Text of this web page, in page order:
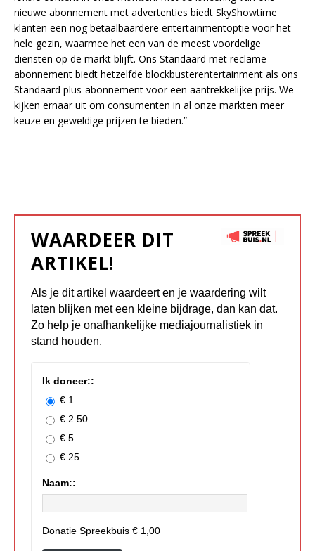
nieuwe abonnement met advertenties biedt SkyShowtime
klanten een nog betaalbaardere entertainmentoptie voor het
hele gezin, waarmee het een van de meest voordelige
diensten op de markt blijft. Ons Standaard met reclame-
abonnement biedt hetzelfde blockbusterentertainment als ons
Standaard plus-abonnement voor een aantrekkelijke prijs. We
kijken ernaar uit om consumenten in al onze markten meer
keuze en geweldige prijzen te bieden.”
WAARDEER DIT
ARTIKEL!
Als je dit artikel waardeert en je waardering wilt
laten blijken met een kleine bijdrage, dan kan dat.
Zo help je onafhankelijke mediajournalistiek in
stand houden.
Ik doneer::
€ 1
€ 2.50
€ 5
€ 25
Naam::
Donatie Spreekbuis € 1,00